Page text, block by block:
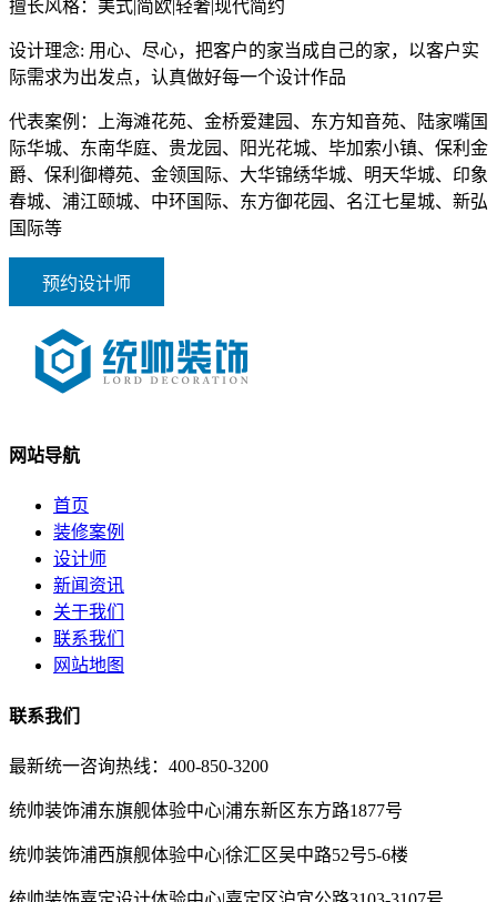
擅长风格： 美式|简欧|轻奢|现代简约
设计理念: 用心、尽心，把客户的家当成自己的家，以客户实
际需求为出发点，认真做好每一个设计作品
代表案例：
上海滩花苑、金桥爱建园、东方知音苑、陆家嘴国
际华城、东南华庭、贵龙园、阳光花城、毕加索小镇、保利金
爵、保利御樽苑、金领国际、大华锦绣华城、明天华城、印象
春城、浦江颐城、中环国际、东方御花园、名江七星城、新弘
国际等
预约设计师
网站导航
首页
装修案例
设计师
新闻资讯
关于我们
联系我们
网站地图
联系我们
最新统一咨询热线：400-850-3200
统帅装饰浦东旗舰体验中心|浦东新区东方路1877号
统帅装饰浦西旗舰体验中心|徐汇区吴中路52号5-6楼